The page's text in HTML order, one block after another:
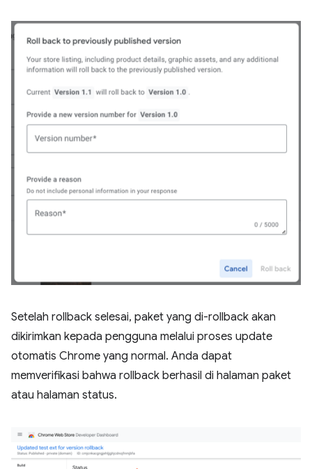
Setelah rollback selesai, paket yang di-rollback akan
dikirimkan kepada pengguna melalui proses update
otomatis Chrome yang normal. Anda dapat
memverifikasi bahwa rollback berhasil di halaman paket
atau halaman status.